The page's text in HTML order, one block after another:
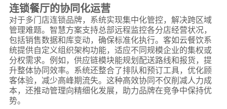
连锁餐厅的协同化运营
对于多门店连锁品牌，系统实现集中化管控，解决跨区域
管理难题。智慧方案支持总部远程监控各分店经营状况，
包括销售数据和库变动，确保标准化执行。客如云餐饮系
统提供自定义组织架构功能，适应不同规模企业的集权或
分权需求。例如，供应链模块能规划配送路线和报货，提
升整体协同效率。系统还整合了排队和预订工具，优化顾
客体验，减少高峰期流失。这种高效协同不仅削减人力成
本，还推动管理向精细化发展，助力品牌在竞争中保持优
势。